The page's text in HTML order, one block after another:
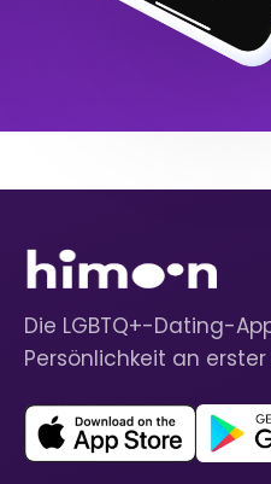
Die LGBTQ+-Dating-
Persönlichkeit an